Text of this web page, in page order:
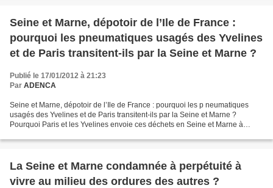
Seine et Marne, dépotoir de l’Ile de France :
pourquoi les pneumatiques usagés des Yvelines
et de Paris transitent-ils par la Seine et Marne ?
Publié le 17/01/2012 à 21:23
Par ADENCA
Seine et Marne, dépotoir de l’Ile de France : pourquoi les p neumatiques
usagés des Yvelines et de Paris transitent-ils par la Seine et Marne ?
Pourquoi Paris et les Yvelines envoie ces déchets en Seine et Marne à
La Seine et Marne condamnée à perpétuité à
vivre au milieu des ordures des autres ?